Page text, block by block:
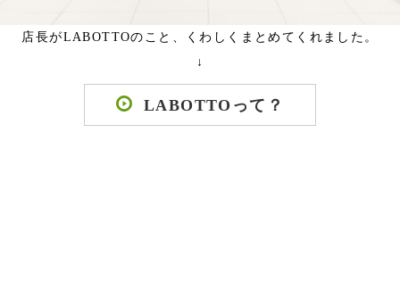
店長がLABOTTOのこと、くわしくまとめてくれました。
↓
LABOTTOって？